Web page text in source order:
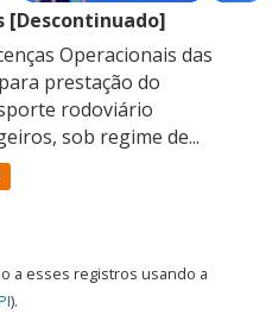
[Descontinuado]
Operacionais das
prestação do
rodoviário
sob regime de...
a esses registros usando a
).